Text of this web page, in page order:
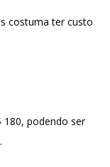
costuma ter custo
180, podendo ser